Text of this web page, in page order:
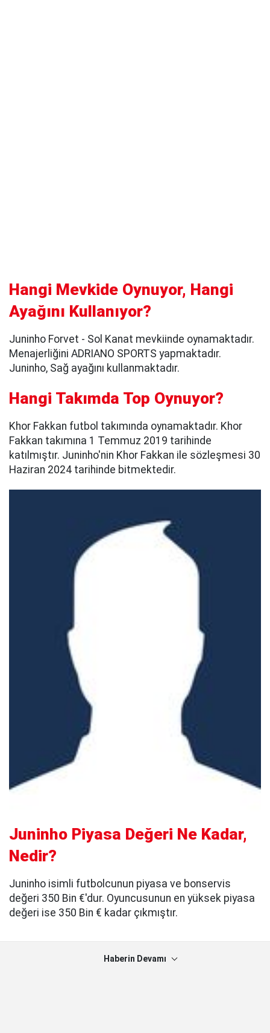
Hangi Mevkide Oynuyor, Hangi
Ayağını Kullanıyor?
Juninho Forvet - Sol Kanat mevkiinde oynamaktadır.
Menajerliğini ADRIANO SPORTS yapmaktadır.
Juninho, Sağ ayağını kullanmaktadır.
Hangi Takımda Top Oynuyor?
Khor Fakkan futbol takımında oynamaktadır. Khor
Fakkan takımına 1 Temmuz 2019 tarihinde
katılmıştır. Juninho'nin Khor Fakkan ile sözleşmesi 30
Haziran 2024 tarihinde bitmektedir.
Juninho Piyasa Değeri Ne Kadar,
Nedir?
Juninho isimli futbolcunun piyasa ve bonservis
değeri 350 Bin €'dur. Oyuncusunun en yüksek piyasa
değeri ise 350 Bin € kadar çıkmıştır.
Haberin Devamı